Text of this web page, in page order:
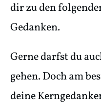
dir zu den
Gedanken.
Gerne darfst du
gehen. Doch am
deine